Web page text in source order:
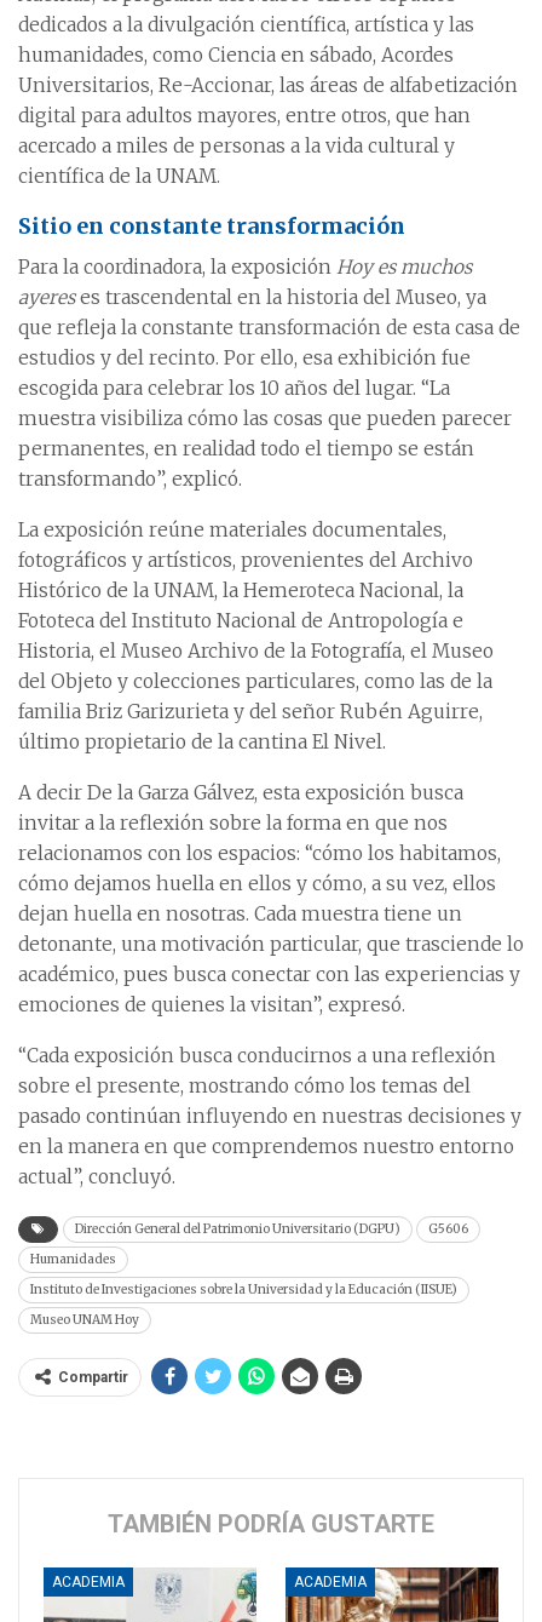
dedicados a la divulgación científica, artística y las
humanidades, como Ciencia en sábado, Acordes
Universitarios, Re-Accionar, las áreas de alfabetización
digital para adultos mayores, entre otros, que han
acercado a miles de personas a la vida cultural y
científica de la UNAM.
Sitio en constante transformación
Para la coordinadora, la exposición Hoy es muchos
ayereses trascendental en la historia del Museo, ya
que refleja la constante transformación de esta casa de
estudios y del recinto. Por ello, esa exhibición fue
escogida para celebrar los 10 años del lugar. “La
muestra visibiliza cómo las cosas que pueden parecer
permanentes, en realidad todo el tiempo se están
transformando”, explicó.
La exposición reúne materiales documentales,
fotográficos y artísticos, provenientes del Archivo
Histórico de la UNAM, la Hemeroteca Nacional, la
Fototeca del Instituto Nacional de Antropología e
Historia, el Museo Archivo de la Fotografía, el Museo
del Objeto y colecciones particulares, como las de la
familia Briz Garizurieta y del señor Rubén Aguirre,
último propietario de la cantina El Nivel.
A decir De la Garza Gálvez, esta exposición busca
invitar a la reflexión sobre la forma en que nos
relacionamos con los espacios: “cómo los habitamos,
cómo dejamos huella en ellos y cómo, a su vez, ellos
dejan huella en nosotras. Cada muestra tiene un
detonante, una motivación particular, que trasciende lo
académico, pues busca conectar con las experiencias y
emociones de quienes la visitan”, expresó.
“Cada exposición busca conducirnos a una reflexión
sobre el presente, mostrando cómo los temas del
pasado continúan influyendo en nuestras decisiones y
en la manera en que comprendemos nuestro entorno
actual”, concluyó.
Dirección General del Patrimonio Universitario (DGPU)
G5606
Humanidades
Instituto de Investigaciones sobre la Universidad y la Educación (IISUE)
Museo UNAM Hoy
Compartir
TAMBIÉN PODRÍA GUSTARTE
ACADEMIA ACADEMIA